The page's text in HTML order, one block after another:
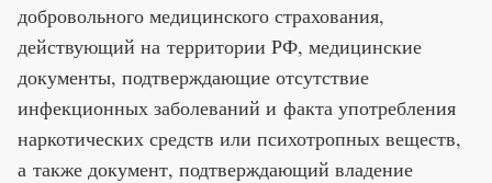
добровольного медицинского страхования,
действующий на территории РФ, медицинские
документы, подтверждающие отсутствие
инфекционных заболеваний и факта употребления
наркотических средств или психотропных веществ,
а также документ, подтверждающий владение